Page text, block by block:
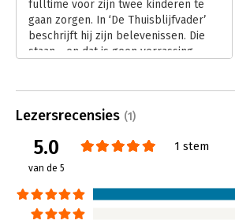
fulltime voor zijn twee kinderen te
gaan zorgen. In ‘De Thuisblijfvader’
beschrijft hij zijn belevenissen. Die
staan - en dat is geen verrassing -
het maar raar vinden om met een
ouders die zich zorgen maken om zijn
pensioen. En hij komt erachter dat
waarvoor je niet betaald wordt.
Lees verder
Lezersrecensies (1)
5.0
van de 5
1 stem